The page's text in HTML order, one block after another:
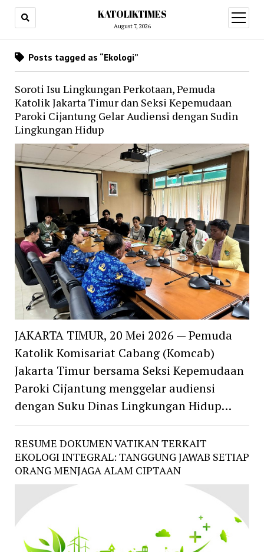
KATOLIKTIMES
August 7, 2026
open
menu
Posts tagged as “Ekologi”
Soroti Isu Lingkungan Perkotaan, Pemuda
Katolik Jakarta Timur dan Seksi Kepemudaan
Paroki Cijantung Gelar Audiensi dengan Sudin
Lingkungan Hidup
JAKARTA TIMUR, 20 Mei 2026 — Pemuda
Katolik Komisariat Cabang (Komcab)
Jakarta Timur bersama Seksi Kepemudaan
Paroki Cijantung menggelar audiensi
dengan Suku Dinas Lingkungan Hidup…
RESUME DOKUMEN VATIKAN TERKAIT
EKOLOGI INTEGRAL: TANGGUNG JAWAB SETIAP
ORANG MENJAGA ALAM CIPTAAN